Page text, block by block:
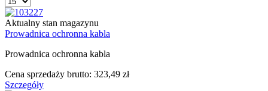
Aktualny stan magazynu
Prowadnica ochronna kabla
Prowadnica ochronna kabla
Cena sprzedaży brutto: 323,49 zł
Szczegóły